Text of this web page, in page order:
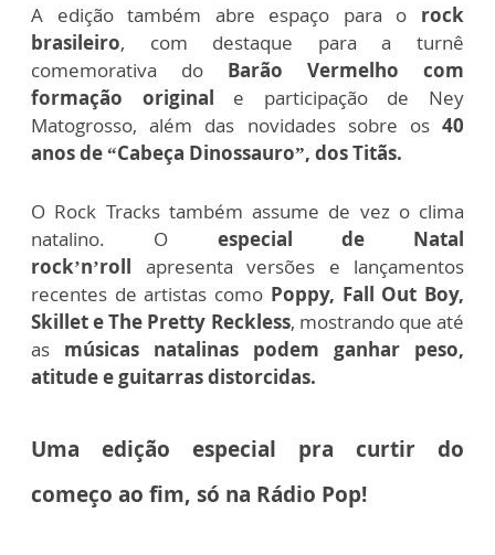
A edição também abre espaço para o rock
brasileiro, com destaque para a turnê
comemorativa do Barão Vermelho
com
formação original e participação de Ney
Matogrosso, além das novidades sobre os 40
anos de “Cabeça Dinossauro”, dos Titãs.
O Rock Tracks também assume de vez o clima
natalino. O especial de Natal
rock’n’roll apresenta versões e lançamentos
recentes de artistas como Poppy, Fall Out Boy,
Skillet e The Pretty Reckless, mostrando que até
as músicas natalinas podem ganhar peso,
atitude e guitarras distorcidas.
Uma edição especial pra curtir do
começo ao fim, só na Rádio Pop!